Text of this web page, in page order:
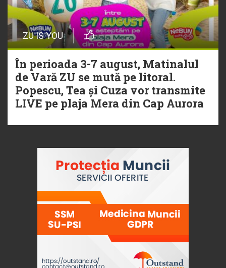
ZU IS YOU
În perioada 3-7 august, Matinalul
de Vară ZU se mută pe litoral.
Popescu, Tea și Cuza vor transmite
LIVE pe plaja Mera din Cap Aurora